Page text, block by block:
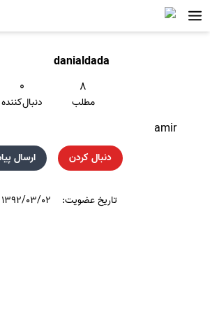
danialdada
۸
مطلب
۰
دنبال‌کننده
amir
دنبال کردن ارسال
تاریخ عضویت: ۱۳۹۲/۰۳/۰۲